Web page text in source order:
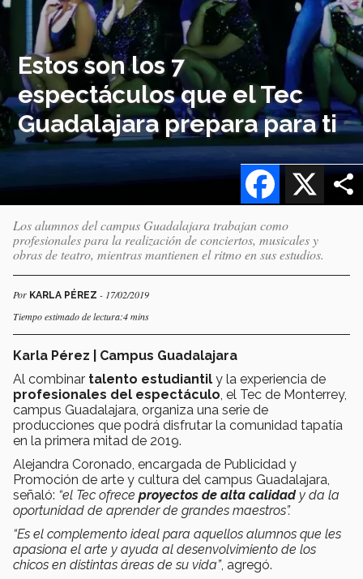
Estos son los 7
espectáculos que el Tec
Guadalajara prepara para ti
X
Facebook
Los alumnos del campus Guadalajara trabajan como
profesionales para la realización de conciertos, musicales y
obras de teatro, mientras mantienen el ritmo en sus estudios.
Por KARLA PÉREZ - 17/02/2019
Tiempo estimado de lectura:4 mins
Karla Pérez | Campus Guadalajara
Al combinar talento estudiantil y la experiencia de
profesionales del espectáculo , el Tec de Monterrey,
campus Guadalajara, organiza una serie de
producciones que podrá disfrutar la comunidad tapatía
en la primera mitad de 2019.
Alejandra Coronado, encargada de Publicidad y
Promoción de arte y cultura del campus Guadalajara,
señaló: “el Tec ofrece proyectos de alta calidad y da la
oportunidad de aprender de grandes maestros”.
“Es el complemento ideal para aquellos alumnos que les
apasiona el arte y ayuda al desenvolvimiento de los
chicos en distintas áreas de su vida”, agregó.